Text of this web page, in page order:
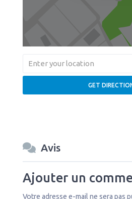
Avis
Ajouter un
Votre adresse e-mail ne sera pas